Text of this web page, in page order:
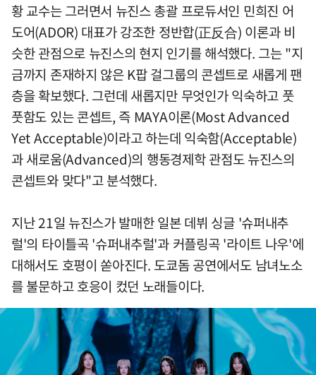
황 교수는 그러면서 뉴진스 총괄 프로듀서인 민희진 어
도어(ADOR) 대표가 강조한 정반합(正反合) 이론과 비
슷한 관점으로 뉴진스의 현지 인기를 해석했다. 그는 "지
금까지 존재하지 않은 K팝 걸그룹의 콘셉트로 새롭게 팬
층을 확보했다. 그런데 새롭지만 무엇인가 익숙하고 풋
풋함도 있는 콘셉트, 즉 MAYA이론(Most Advanced
Yet Acceptable)이라고 하는데 익숙함(Acceptable)
과 새로움(Advanced)의 행동경제학 관점도 뉴진스의
콘셉트와 맞다"고 분석했다.
지난 21일 뉴진스가 발매한 일본 데뷔 싱글 '슈퍼내추
럴'의 타이틀곡 '슈퍼내추럴'과 커플링곡 '라이트 나우'에
대해서도 호평이 쏟아진다. 도쿄돔 공연에서도 남녀노소
를 불문하고 호응이 컸던 노래들이다.